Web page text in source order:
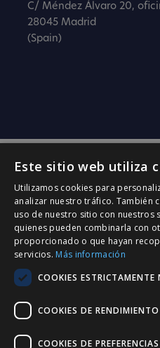
C/ Méndez Álvaro 20,
28045 Madrid
(Spain)
Este sitio web utiliza
Utilizamos cookies para
analizar nuestro tráfico. También
uso de nuestro sitio con nuestros
quienes pueden combinarla con
proporcionado o que hayan
servicios. Más información
COOKIES ESTRICTAMENTE
COOKIES DE RENDIMIENTO
COOKIES DE PREFERENCIAS